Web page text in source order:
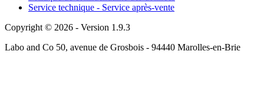
Service technique - Service après-vente
Copyright © 2026 - Version 1.9.3
Labo and Co 50, avenue de Grosbois - 94440 Marolles-en-Brie